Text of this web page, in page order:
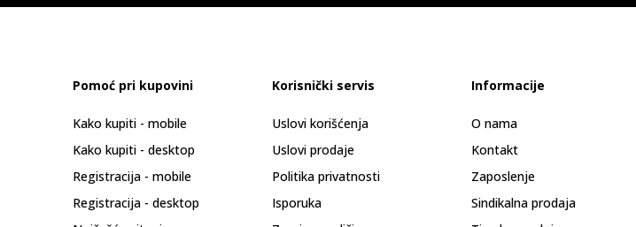
Pomoć pri kupovini
Kako kupiti - mobile
Kako kupiti - desktop
Registracija - mobile
Registracija - desktop
Korisnički servis
Uslovi korišćenja
Uslovi prodaje
Politika privatnosti
Isporuka
Informacije
O nama
Kontakt
Zaposlenje
Sindikalna prodaja